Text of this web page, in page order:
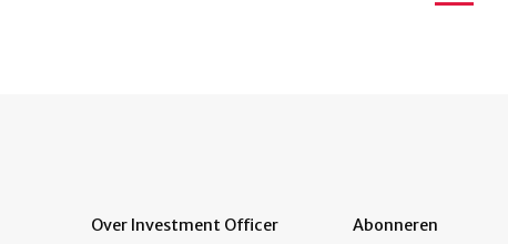
Over Investment Officer Abonneren